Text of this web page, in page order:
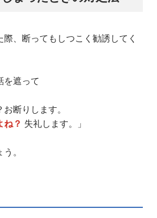
、断ってもしつこく勧誘してく
を遮って
断りします。
？ 失礼します。」
。